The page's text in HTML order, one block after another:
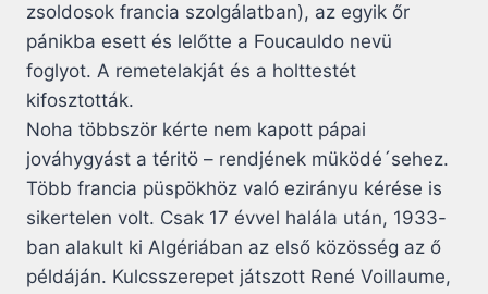
zsoldosok francia szolgálatban), az egyik őr
pánikba esett és lelőtte a Foucauldo nevü
foglyot. A remetelakját és a holttestét
kifosztották.
Noha többször kérte nem kapott pápai
jováhygyást a téritö – rendjének müködé´sehez.
Több francia püspökhöz való ezirányu kérése is
sikertelen volt. Csak 17 évvel halála után, 1933-
ban alakult ki Algériában az első közösség az ő
példáján. Kulcsszerepet játszott René Voillaume,